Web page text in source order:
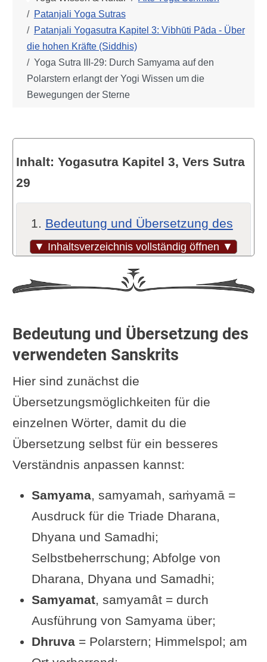
Patanjali Yoga Sutras
Patanjali Yogasutra Kapitel 3: Vibhūti Pāda - Über
die hohen Kräfte (Siddhis)
Yoga Sutra III-29: Durch Samyama auf den
Polarstern erlangt der Yogi Wissen um die
Bewegungen der Sterne
▼ Inhaltsverzeichnis vollständig öffnen ▼
Inhalt: Yogasutra Kapitel 3, Vers Sutra
29
Bedeutung und Übersetzung des
verwendeten Sanskrits
Übersetzungsvarianten und -
hinweise (Quellen)
Yogasutra
Zum Polarstern
Die Bewegung der Sterne um
den Polarstern
Siddhi: Wissen um die Bewegung
der Sterne und mehr
Was muss ich genau machen,
um dieses Wissen zu
erlangen?
Andere Auslegungen von Dhruva,
dem Polarstern und den zu
gewinnenden Kenntnissen
Kommentar von Vyasa zu Sutra
3.29 und zur zur Erkenntnis der
Bedeutung und Übersetzung des
verwendeten Sanskrits
Hier sind zunächst die
Übersetzungsmöglichkeiten für die
einzelnen Wörter, damit du die
Übersetzung selbst für ein besseres
Verständnis anpassen kannst:
Samyama, samyamah, saṁyamā =
Ausdruck für die Triade Dharana,
Dhyana und Samadhi;
Selbstbeherrschung; Abfolge von
Dharana, Dhyana und Samadhi;
Samyamat, samyamât = durch
Ausführung von Samyama über;
Dhruva= Polarstern; Himmelspol; am